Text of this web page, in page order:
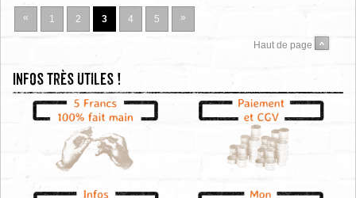
« 1 2 3 4 5 »
Haut de page
Infos très utiles !